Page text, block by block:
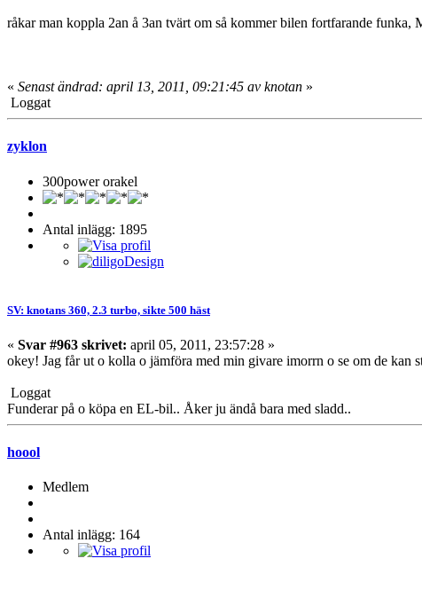
råkar man koppla 2an å 3an tvärt om så kommer bilen fortfarande
« Senast ändrad: april 13, 2011, 09:21:45 av knotan »
Loggat
zyklon
300power orakel
Antal inlägg: 1895
SV: knotans 360, 2.3 turbo, sikte 500 häst
« Svar #963 skrivet: april 05, 2011, 23:57:28 »
okey! Jag får ut o kolla o jämföra med min givare imorrn o se om de kan
Loggat
Funderar på o köpa en EL-bil.. Åker ju ändå bara med sladd..
hoool
Medlem
Antal inlägg: 164